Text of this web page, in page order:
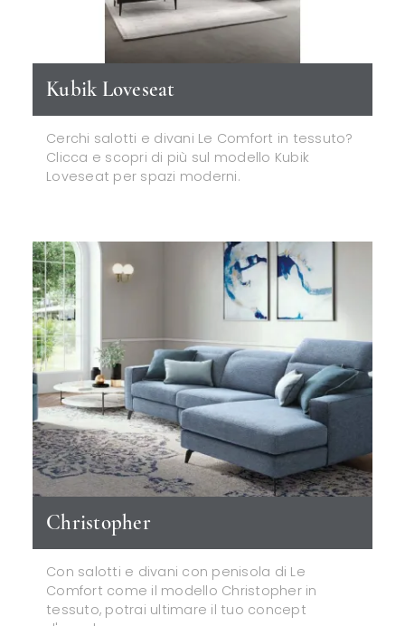
Kubik Loveseat
Cerchi salotti e divani Le Comfort in tessuto?
Clicca e scopri di più sul modello Kubik
Loveseat per spazi moderni.
Christopher
Con salotti e divani con penisola di Le
Comfort come il modello Christopher in
tessuto, potrai ultimare il tuo concept